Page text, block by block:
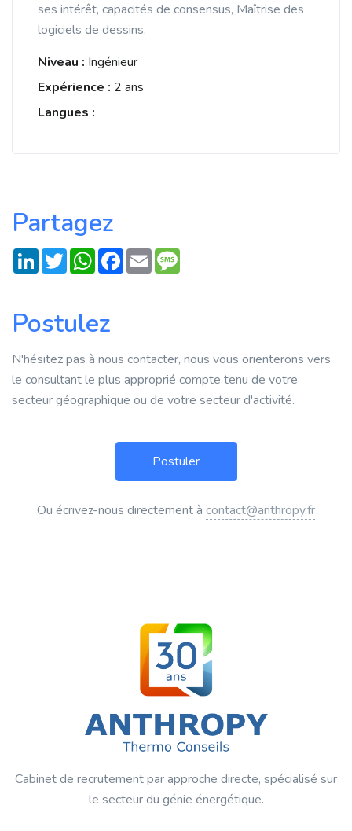
ses intérêt, capacités de consensus, Maîtrise des
logiciels de dessins.
Niveau : Ingénieur
Expérience : 2 ans
Langues :
Partagez
LinkedInTwitterWhatsApp
Facebook
Email
Postulez
N'hésitez pas à nous contacter, nous vous orienterons vers
le consultant le plus approprié compte tenu de votre
secteur géographique ou de votre secteur d'activité.
Ou écrivez-nous directement à contact@anthropy.fr
Cabinet de recrutement par approche directe, spécialisé sur
le secteur du génie énergétique.